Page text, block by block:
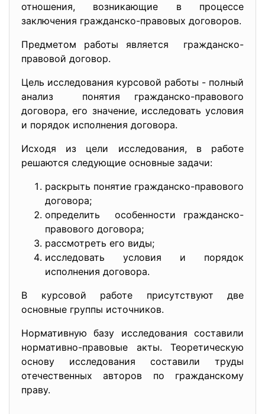
отношения, возникающие в процессе
заключения гражданско-правовых договоров.
Предметом работы является гражданско-
правовой договор.
Цель исследования курсовой работы - полный
анализ понятия гражданско-правового
договора, его значение, исследовать условия
и порядок исполнения договора.
Исходя из цели исследования, в работе
решаются следующие основные задачи:
раскрыть понятие гражданско-правового
договора;
определить особенности гражданско-
правового договора;
рассмотреть его виды;
исследовать условия и порядок
исполнения договора.
В курсовой работе присутствуют две
основные группы источников.
Нормативную базу исследования составили
нормативно-правовые акты. Теоретическую
основу исследования составили труды
отечественных авторов по гражданскому
праву.